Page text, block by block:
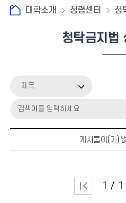
대학소개 청렴센터 청
청탁금지법
제목
게시물이(가)
1 1